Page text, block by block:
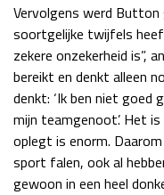
Vervolgens werd
soortgelijke twijfels
zekere onzekerheid is”,
bereikt en denkt alleen
denkt: ‘Ik ben niet goed
mijn teamgenoot’. Het
oplegt is enorm.
sport falen, ook al
gewoon in een heel